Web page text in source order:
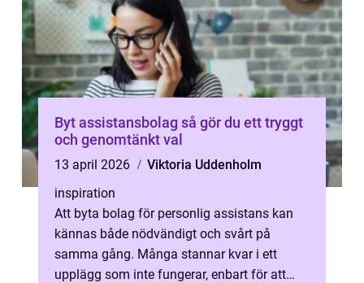
Byt assistansbolag så gör du ett tryggt
och genomtänkt val
13 april 2026
Viktoria Uddenholm
inspiration
Att byta bolag för personlig assistans kan
kännas både nödvändigt och svårt på
samma gång. Många stannar kvar i ett
upplägg som inte fungerar, enbart för att